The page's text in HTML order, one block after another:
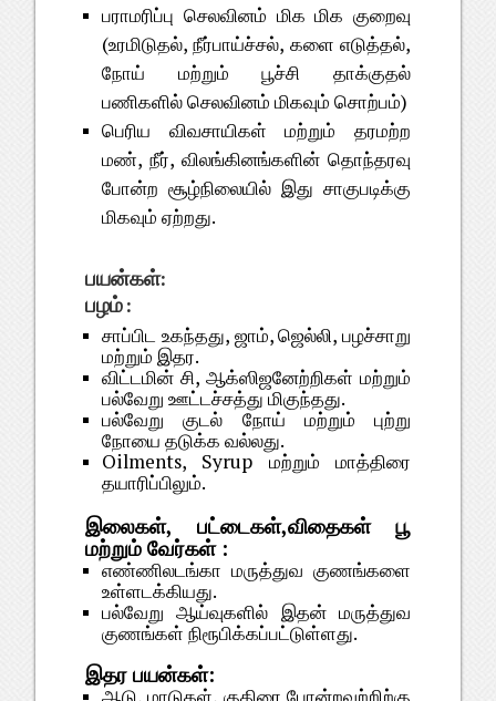
பராமரிப்பு செலவினம் மிக மிக குறைவு
(உரமிடுதல், நீர்பாய்ச்சல், களை எடுத்தல்,
நோய் மற்றும் பூச்சி தாக்குதல்
பணிகளில் செலவினம் மிகவும் சொற்பம்)
பெரிய விவசாயிகள் மற்றும் தரமற்ற
மண், நீர், விலங்கினங்களின் தொந்தரவு
போன்ற சூழ்நிலையில் இது சாகுபடிக்கு
மிகவும் ஏற்றது.
பயன்கள்:
பழம் :
சாப்பிட உகந்தது, ஜாம், ஜெல்லி, பழச்சாறு
மற்றும் இதர.
விட்டமின் சி, ஆக்ஸிஜனேற்றிகள் மற்றும்
பல்வேறு ஊட்டச்சத்து மிகுந்தது.
பல்வேறு குடல் நோய் மற்றும் புற்று
நோயை தடுக்க வல்லது.
Oilments, Syrupமற்றும் மாத்திரை
தயாரிப்பிலும்.
இலைகள், பட்டைகள்,விதைகள் பூ
மற்றும் வேர்கள் :
எண்ணிலடங்கா மருத்துவ குணங்களை
உள்ளடக்கியது.
பல்வேறு ஆய்வுகளில் இதன் மருத்துவ
குணங்கள் நிரூபிக்கப்பட்டுள்ளது.
இதர பயன்கள்: